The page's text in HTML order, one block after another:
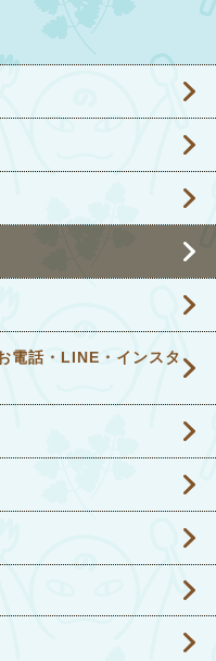
・LINE・インスタ